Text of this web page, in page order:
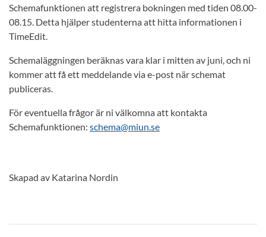
Schemafunktionen att registrera bokningen med tiden 08.00-
08.15. Detta hjälper studenterna att hitta informationen i
TimeEdit.
Schemaläggningen beräknas vara klar i mitten av juni, och ni
kommer att få ett meddelande via e-post när schemat
publiceras.
För eventuella frågor är ni välkomna att kontakta
Schemafunktionen: schema@miun.se
Skapad av Katarina Nordin